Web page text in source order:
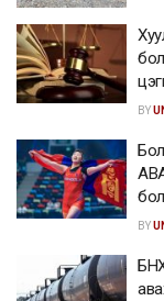
BY
BY